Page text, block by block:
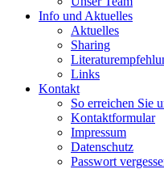
Info und Aktuelles
Aktuelles
Sharing
Links
Kontakt
So erreichen Sie
Kontaktformular
Impressum
Datenschutz
Passwort